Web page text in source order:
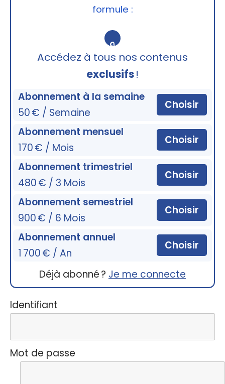
formule :
🔒
Accédez à tous nos contenus
exclusifs!
Abonnement à la semaine
50 € / Semaine
Choisir
Abonnement mensuel
170 € / Mois
Choisir
Abonnement trimestriel
480 € / 3 Mois
Choisir
Abonnement semestriel
900 € / 6 Mois
Choisir
Abonnement annuel
1 700 € / An
Choisir
Déjà abonné ? Je me connecte
Identifiant
Mot de passe